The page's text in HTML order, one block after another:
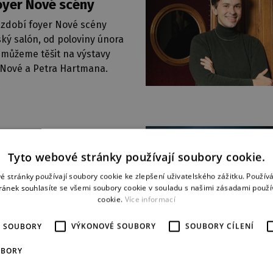
Nové scény
foyer Nové scény
salón, od poloviny února
těšit na výstavy
a Petra Hartmana.
bohužel z provozních
bude v pondělí 16. února
pokladna předprodeje
Tyto webové stránky používají soubory cookie.
stránky používají soubory cookie ke zlepšení uživatelského zážitku.
souhlasíte se všemi soubory cookie v souladu s našimi zásadami
cookie. Více informací
VÝKONOVÉ SOUBORY SOUBORY CÍLENÍ